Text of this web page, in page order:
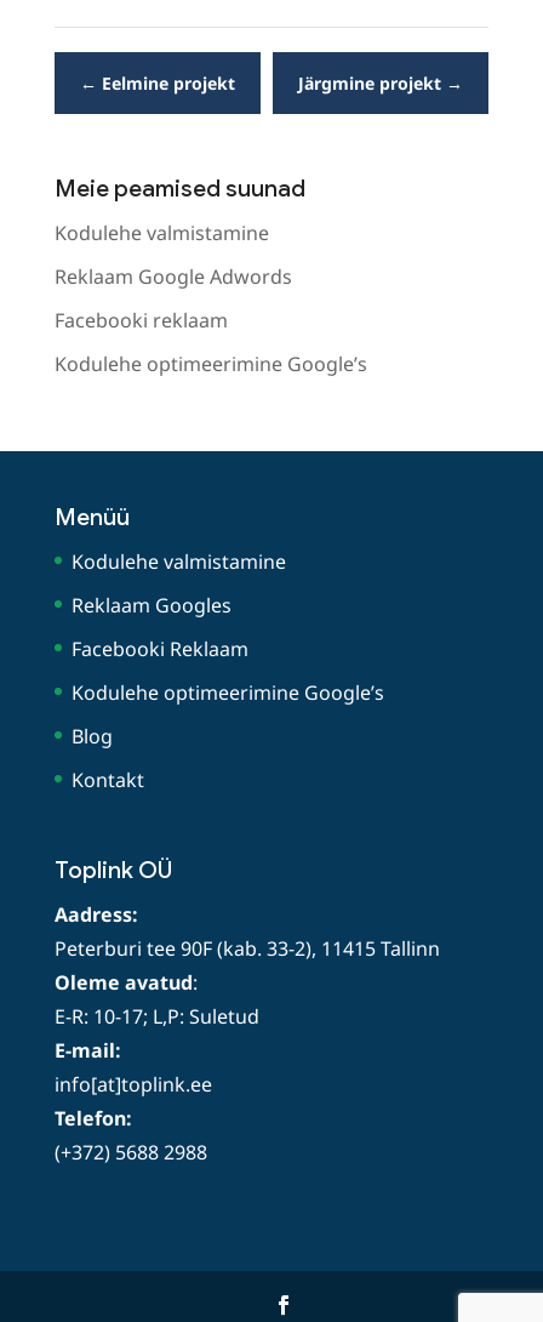
← Eelmine projekt Järgmine projekt →
Meie peamised suunad
Kodulehe valmistamine
Reklaam Google Adwords
Facebooki reklaam
Kodulehe optimeerimine Google’s
Menüü
Kodulehe valmistamine
Reklaam Googles
Facebooki Reklaam
Kodulehe optimeerimine Google’s
Blog
Kontakt
Toplink OÜ
Aadress:
Peterburi tee 90F (kab. 33-2), 11415 Tallinn
Oleme avatud:
E-R: 10-17; L,P: Suletud
E-mail:
info[at]toplink.ee
Telefon:
(+372) 5688 2988